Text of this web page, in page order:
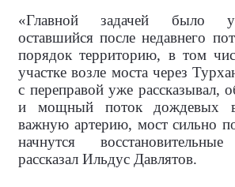
«Главной задачей было
оставшийся после недавнего
порядок территорию, в том
участке возле моста через
с переправой уже рассказывал,
и мощный поток дождевых
важную артерию, мост сильно
начнутся
рассказал Ильдус Давлятов.